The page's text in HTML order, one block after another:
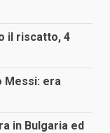
il riscatto, 4
Messi: era
in Bulgaria ed